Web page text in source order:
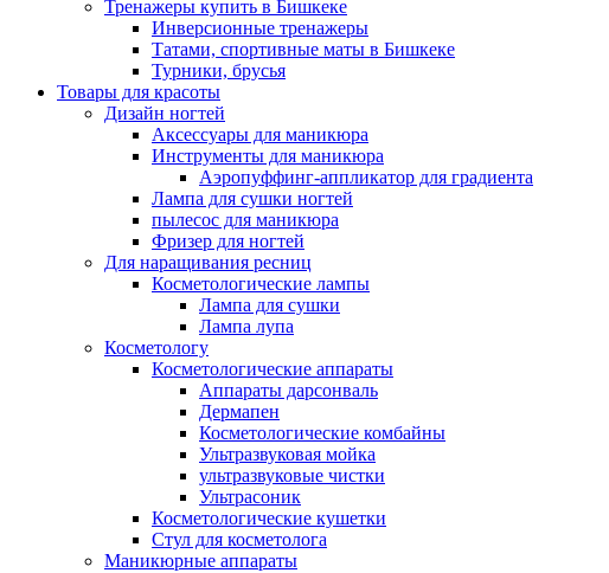
Тренажеры купить в Бишкеке
Инверсионные тренажеры
Татами, спортивные маты в Бишкеке
Турники, брусья
Товары для красоты
Дизайн ногтей
Аксессуары для маникюра
Инструменты для маникюра
Аэропуффинг-аппликатор для градиента
Лампа для сушки ногтей
пылесос для маникюра
Фризер для ногтей
Для наращивания ресниц
Косметологические лампы
Лампа для сушки
Лампа лупа
Косметологу
Косметологические аппараты
Аппараты дарсонваль
Дермапен
Косметологические комбайны
Ультразвуковая мойка
ультразвуковые чистки
Ультрасоник
Косметологические кушетки
Стул для косметолога
Маникюрные аппараты